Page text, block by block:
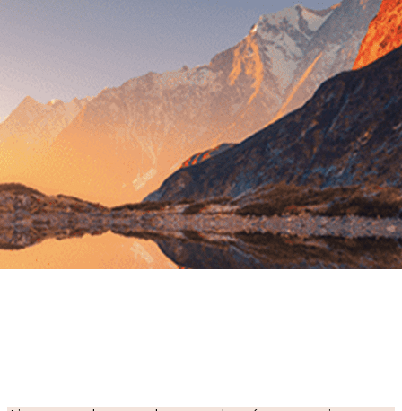
Exporter toutes les colonnes
Exporter uniquement les colonnes affichées
?>
Images de la page d'accueil